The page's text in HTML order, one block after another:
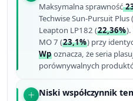
Maksymalna sprawność
Techwise Sun-Pursuit Plus
Leapton LP182 (22,36%
MO 7 (23,1%) przy
Wp oznacza, że seria
porównywalnych
Niski współczynnik